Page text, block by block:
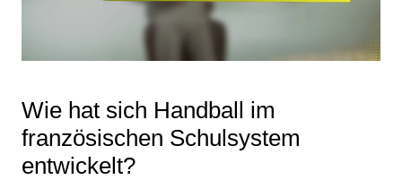
Wie hat sich Handball im
französischen Schulsystem
entwickelt?